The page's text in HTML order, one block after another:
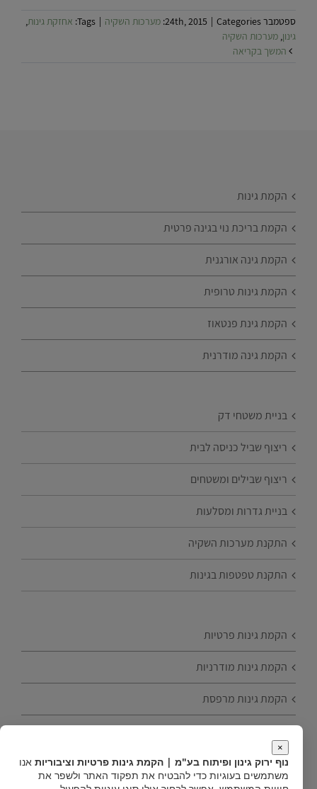
ספטמבר 24th, 2015Categories: מערכות השקיה Tags: אחזקת גינות,
גינון, מערכות השקיה
המשך בקריאה
הקמת גינות
הקמת בריכת נוי בגינה פרטית
הקמת גינה אורגנית
הקמת גינות טרופית
הקמת גינת פנטאוז
הקמת גינה מודרנית
בניית משטחי דק
ריצוף שביל כניסה לבית
ריצוף שבילים ומשטחים
בניית גדרות ומסלעות
התקנת מערכות השקיה
התקנת טפטפות בגינות
הקמת גינות פרטיות
הקמת גינות מודרניות
הקמת גינות מרפסת
טיפים להקמת גינה
×
נוף ירוק גינון ופיתוח בע"מ | הקמת גינות פרטיות וציבוריות אנו
משתמשים בעוגיות כדי להבטיח את תפקוד האתר ולשפר את